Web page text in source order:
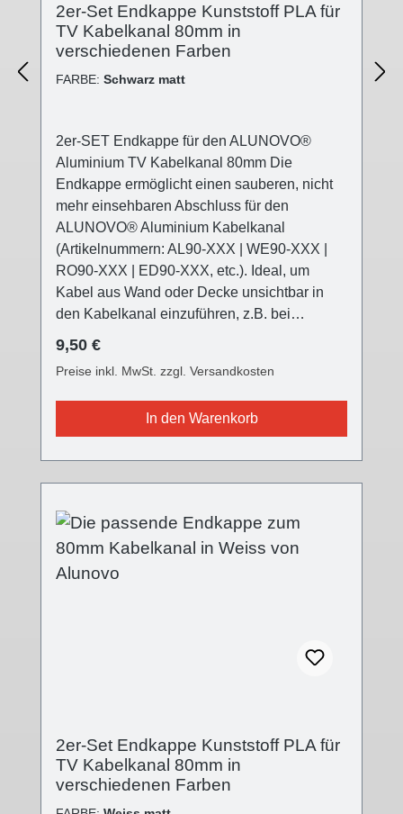
2er-Set Endkappe Kunststoff PLA für
TV Kabelkanal 80mm in
verschiedenen Farben
FARBE: Schwarz matt
2er-SET Endkappe für den ALUNOVO®
Aluminium TV Kabelkanal 80mm Die
Endkappe ermöglicht einen sauberen, nicht
mehr einsehbaren Abschluss für den
ALUNOVO® Aluminium Kabelkanal
(Artikelnummern: AL90-XXX | WE90-XXX |
RO90-XXX | ED90-XXX, etc.). Ideal, um
Kabel aus Wand oder Decke unsichtbar in
den Kabelkanal einzuführen, z.B. bei
Stromaustritt angebracht werden können (z.B.
versetzter Esstisch, usw.) Die ALUNOVO®
TV Kabelkanal Endkappe ist in drei
verschiedenen Oberflächen farblich passend
modernen Akzent. Die Front ist nun mit einer
Feinstruktur versehen, die
Oberflächenqualität wurde mit der V2 stark
verbessert, der Einsteckflansch komplett
geändert. Die Endkappe wird auf das offene
Ende des Kabelkanals aufgesteckt.
geschlossen- Stecksystem- Kunststoff PLA
Regulärer Preis:
9,50 €
Preise inkl. MwSt. zzgl. Versandkosten
In den Warenkorb
2er-Set Endkappe Kunststoff PLA für
TV Kabelkanal 80mm in
verschiedenen Farben